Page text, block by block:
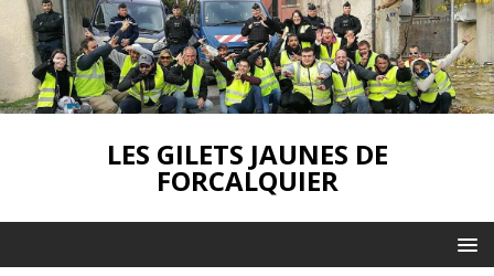
LES GILETS JAUNES DE
FORCALQUIER